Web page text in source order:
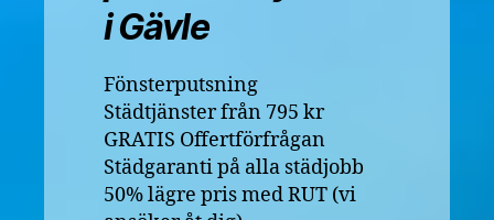
i Gävle
Fönsterputsning
Städtjänster från 795 kr
GRATIS Offertförfrågan
Städgaranti på alla städjobb
50% lägre pris med RUT (vi